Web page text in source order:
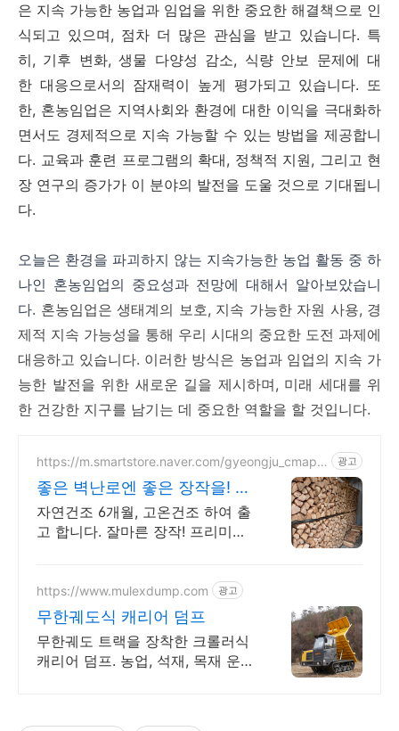
은 지속 가능한 농업과 임업을 위한 중요한 해결책으로 인
식되고 있으며, 점차 더 많은 관심을 받고 있습니다. 특
히, 기후 변화, 생물 다양성 감소, 식량 안보 문제에 대
한 대응으로서의 잠재력이 높게 평가되고 있습니다. 또
한, 혼농임업은 지역사회와 환경에 대한 이익을 극대화하
면서도 경제적으로 지속 가능할 수 있는 방법을 제공합니
다. 교육과 훈련 프로그램의 확대, 정책적 지원, 그리고 현
장 연구의 증가가 이 분야의 발전을 도울 것으로 기대됩니
다.​
오늘은 환경을 파괴하지 않는 지속가능한 농업 활동 중 하
나인 혼농임업의 중요성과 전망에 대해서 알아보았습니
다. 혼농임업은 생태계의 보호, 지속 가능한 자원 사용, 경
제적 지속 가능성을 통해 우리 시대의 중요한 도전 과제에
대응하고 있습니다. 이러한 방식은 농업과 임업의 지속 가
능한 발전을 위한 새로운 길을 제시하며, 미래 세대를 위
한 건강한 지구를 남기는 데 중요한 역할을 할 것입니다.
https://m.smartstore.naver.com/gyeongju_cmap_i
광고
좋은 벽난로엔 좋은 장작을! 신
상캠핑장 납품전문
자연건조 6개월, 고온건조 하여 출
고 합니다. 잘마른 장작! 프리미엄
https://www.mulexdump.com 광고
무한궤도식 캐리어 덤프
무한궤도 트랙을 장착한 크롤러식
캐리어 덤프. 농업, 석재, 목재 운